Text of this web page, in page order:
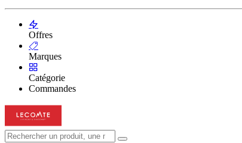
Offres
Marques
Catégorie
Commandes